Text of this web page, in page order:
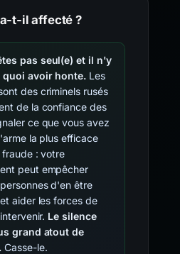
t-il affecté ?
pas seul(e) et il n'y
quoi avoir honte.Les
des criminels rusés
de la confiance des
ce que vous avez
la plus efficace
: votre
peut empêcher
d'en être
aider les forces de
Le silence
grand atout de
Casse-le.